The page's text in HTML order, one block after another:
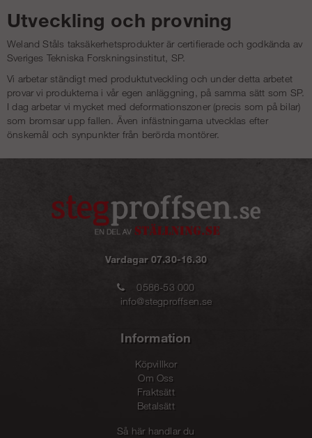
Utveckling och provning
Weland Ståls taksäkerhetsprodukter är certifierade och godkända av
Sveriges Tekniska Forskningsinstitut, SP.
Vi arbetar ständigt med produktutveckling och under detta arbetet
provar vi produkterna i vår egen anläggning, på samma sätt som SP.
I dag arbetar vi mycket med deformationszoner (precis som på bilar)
som bromsar upp fallen. Även infästningarna utvecklas efter
önskemål och synpunkter från berörda montörer.
Vardagar 07.30-16.30
0586-53 000
info@stegproffsen.se
Information
Köpvillkor
Om Oss
Fraktsätt
Betalsätt
Så här handlar du